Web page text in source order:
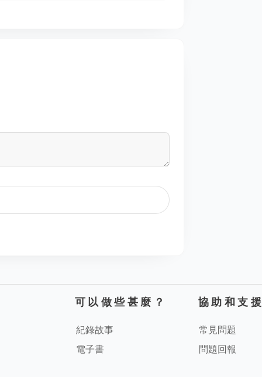
可以做些甚麼？
紀錄故事
電子書
協助和支援
常見問題
問題回報